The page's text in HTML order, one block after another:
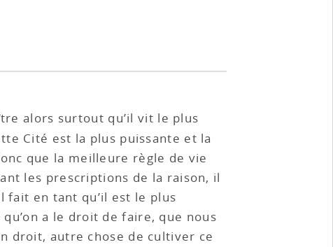
alors surtout qu’il vit le plus
Cité est la plus puissante et la
que la meilleure règle de vie
les prescriptions de la raison, il
en tant qu’il est le plus
a le droit de faire, que nous
droit, autre chose de cultiver ce